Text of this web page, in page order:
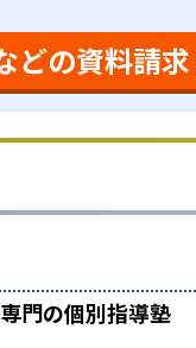
どの資料請求
門の個別指導塾